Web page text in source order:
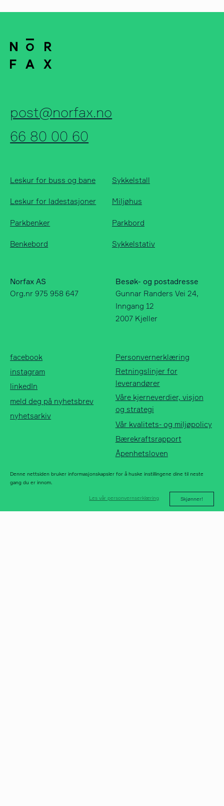
linkedIn
meld deg på
nyhetsbrev
Denne nettsiden bruker informasjonskapsler for å huske instillingene dine til neste
gang du er innom.
Les vår personvernserklæring Skjønner!
post@norfax.no
66 80 00 60
Leskur for buss og bane Sykkelstall
Leskur for ladestasjoner Miljøhus
Parkbenker Parkbord
Benkebord Sykkelstativ
Norfax AS
Org.nr 975 958 647
Besøk- og postadresse
Gunnar Randers Vei 24,
Inngang 12
2007 Kjeller
facebook
instagram
linkedIn
meld deg på nyhetsbrev
nyhetsarkiv
Personvernerklæring
Retningslinjer for
leverandører
Våre kjerneverdier, visjon
og strategi
Vår kvalitets- og miljøpolicy
Bærekraftsrapport
Åpenhetsloven